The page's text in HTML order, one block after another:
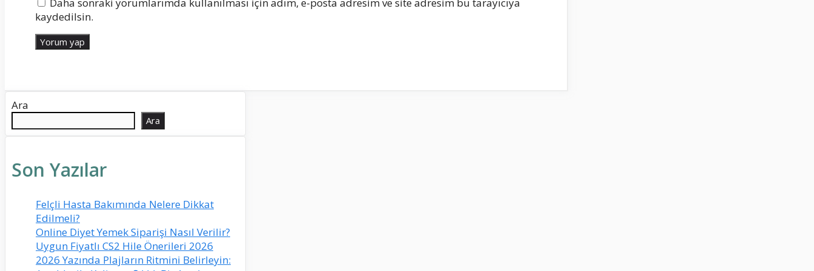
kaydedilsin.
Ara
Ara
Son Yazılar
Felçli Hasta Bakımında Nelere Dikkat
Edilmeli?
Online Diyet Yemek Siparişi Nasıl Verilir?
Uygun Fiyatlı CS2 Hile Önerileri 2026
2026 Yazında Plajların Ritmini Belirleyin: